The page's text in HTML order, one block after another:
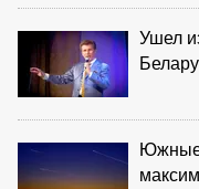
Ушел
Южные